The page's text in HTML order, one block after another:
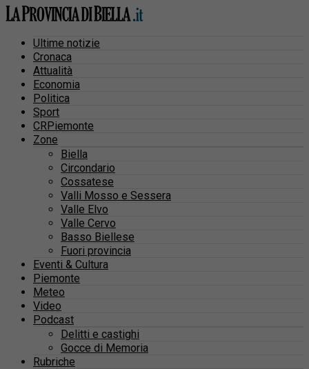
Ultime notizie
Cronaca
Attualità
Economia
Politica
Sport
CRPiemonte
Zone
Biella
Circondario
Cossatese
Valli Mosso e Sessera
Valle Elvo
Valle Cervo
Basso Biellese
Fuori provincia
Eventi & Cultura
Piemonte
Meteo
Video
Podcast
Delitti e castighi
Gocce di Memoria
Rubriche